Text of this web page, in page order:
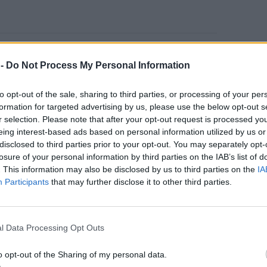
Do Not Process My Personal Information
opt-out of the sale, sharing to third parties, or processing of your
for targeted advertising by us, please use the below opt-out
selection. Please note that after your opt-out request is processed
interest-based ads based on personal information utilized by us
to third parties prior to your opt-out. You may separately
of your personal information by third parties on the IAB’s list of
This information may also be disclosed by us to third parties on the
Participants that may further disclose it to other third parties.
Data Processing Opt Outs
opt-out of the Sharing of my personal data.
που διαθέτει
της ελιάς και του ελαιολάδου.
να παραμένει εγκλωβισμένη σε κλειστούς
μέσα απόενημέρωσηκαιδιάλογο με τους
μετατρέπεται σε λύσεις, πολιτικές,
ΔΙΑΦΗΜΙΣΗ